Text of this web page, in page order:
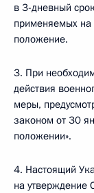
в 3-дневный
применяемых на
положение.
3. При
действия
меры,
законом от 30
положении».
4. Настоящий
на утверждение